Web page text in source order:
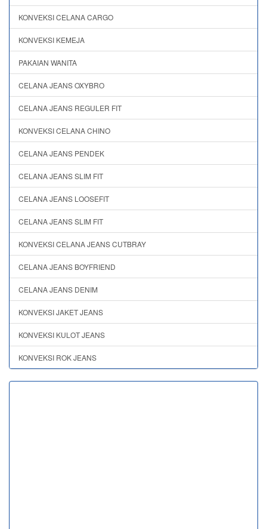
KONVEKSI CELANA CARGO
KONVEKSI KEMEJA
PAKAIAN WANITA
CELANA JEANS OXYBRO
CELANA JEANS REGULER FIT
KONVEKSI CELANA CHINO
CELANA JEANS PENDEK
CELANA JEANS SLIM FIT
CELANA JEANS LOOSEFIT
CELANA JEANS SLIM FIT
KONVEKSI CELANA JEANS CUTBRAY
CELANA JEANS BOYFRIEND
CELANA JEANS DENIM
KONVEKSI JAKET JEANS
KONVEKSI KULOT JEANS
KONVEKSI ROK JEANS